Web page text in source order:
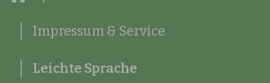
Impressum & Service
Leichte Sprache